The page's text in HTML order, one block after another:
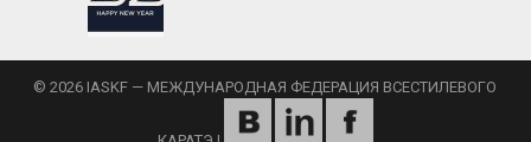
© 2026 IASKF — МЕЖДУНАРОДНАЯ ФЕДЕРАЦИЯ ВСЕСТИЛЕВОГО